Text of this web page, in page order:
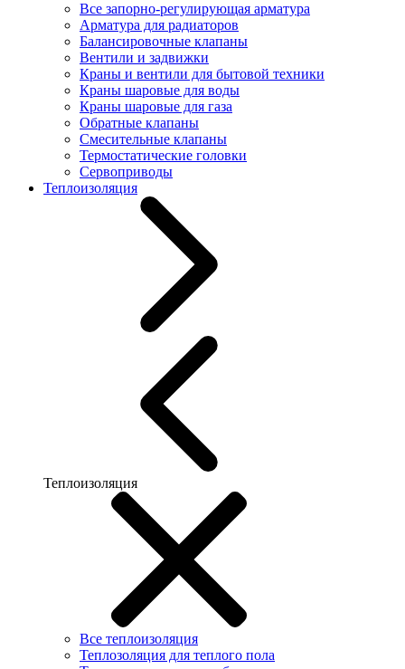
Все запорно-регулирующая арматура
Арматура для радиаторов
Балансировочные клапаны
Вентили и задвижки
Краны и вентили для бытовой техники
Краны шаровые для воды
Краны шаровые для газа
Обратные клапаны
Смесительные клапаны
Термостатические головки
Сервоприводы
Теплоизоляция
Теплоизоляция
Все теплоизоляция
Теплозоляция для теплого пола